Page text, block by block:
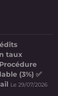
taux
(3%) ✅
Le 29/07/2026